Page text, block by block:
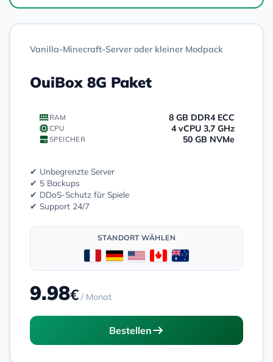
Vanilla-Minecraft-Server oder kleiner Modpack
OuiBox 8G Paket
RAM 8 GB DDR4 ECC
CPU 4 vCPU 3,7 GHz
SPEICHER 50 GB NVMe
✔ Unbegrenzte Server
✔ 5 Backups
✔ DDoS-Schutz für Spiele
✔ Support 24/7
STANDORT WÄHLEN
9.98€ / Monat
Bestellen